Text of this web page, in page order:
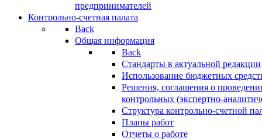
предпринимателей
Контрольно-счетная палата
Back
Общая информация
Back
Стандарты в актуальной редакции
Использование бюджетных
Решения, соглашения о
контрольных (экспертно-
Структура контрольно-счетной
Планы работ
Отчеты о работе